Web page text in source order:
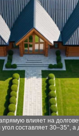
влияет на
составляет 30–35°,